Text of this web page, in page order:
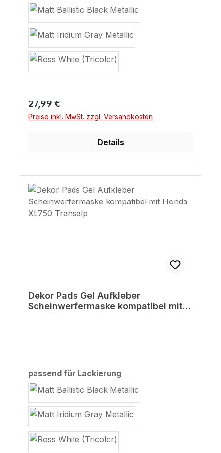
Regulärer Preis:
27,99 €
Preise inkl. MwSt. zzgl. Versandkosten
Details
Dekor Pads Gel Aufkleber
Scheinwerfermaske kompatibel mit
passend für Lackierungauswählen